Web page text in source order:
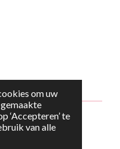
om uw
‘Accepteren’ te
van alle